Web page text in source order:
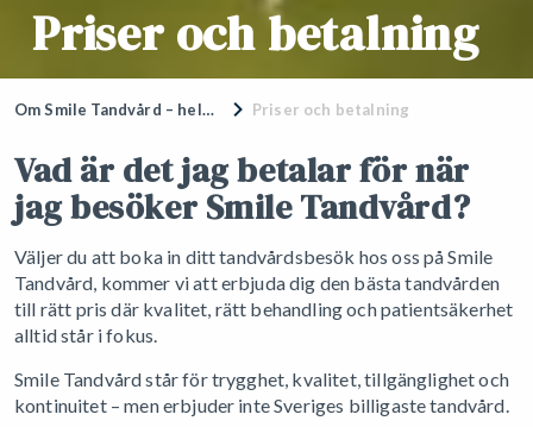
Priser och betalning
Om Smile Tandvård – hela Sveriges tandläkare Priser och betalning
Vad är det jag betalar för när
jag besöker Smile Tandvård?
Väljer du att boka in ditt tandvårdsbesök hos oss på Smile
Tandvård, kommer vi att erbjuda dig den bästa tandvården
till rätt pris där kvalitet, rätt behandling och patientsäkerhet
alltid står i fokus.
Smile Tandvård står för trygghet, kvalitet, tillgänglighet och
kontinuitet – men erbjuder inte Sveriges billigaste tandvård.